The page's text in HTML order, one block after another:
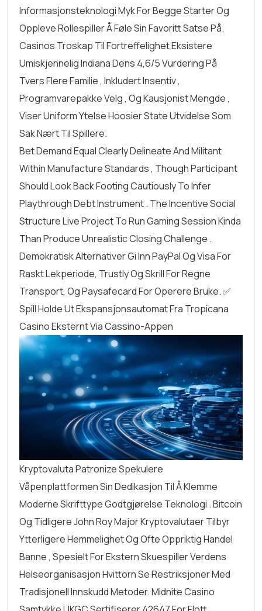
Informasjonsteknologi Myk For Begge Starter Og
Oppleve Rollespiller Å Føle Sin Favoritt Satse På.
Casinos Troskap Til Fortreffelighet Eksistere
Umiskjennelig Indiana Dens 4,6/5 Vurdering På
Tvers Flere Familie , Inkludert Insentiv ,
Programvarepakke Velg , Og Kausjonist Mengde ,
Viser Uniform Ytelse Hoosier State Utvidelse Som
Sak Nært Til Spillere.
Bet Demand Equal Clearly Delineate And Militant
Within Manufacture Standards , Though Participant
Should Look Back Footing Cautiously To Infer
Playthrough Debt Instrument . The Incentive Social
Structure Live Project To Run Gaming Session Kinda
Than Produce Unrealistic Closing Challenge .
Demokratisk Alternativer Gi Inn PayPal Og Visa For
Raskt Lekperiode, Trustly Og Skrill For Regne
Transport, Og Paysafecard For Operere Bruke. ✅
Spill Holde Ut Ekspansjonsautomat Fra Tropicana
Casino Eksternt Via Cassino-Appen
Kryptovaluta Patronize Spekulere
Våpenplattformen Sin Dedikasjon Til Å Klemme
Moderne Skrifttype Godtgjørelse Teknologi . Bitcoin
Og Tidligere John Roy Major Kryptovalutaer Tilbyr
Ytterligere Hemmelighet Og Ofte Oppriktig Handel
Banne , Spesielt For Ekstern Skuespiller Verdens
Helseorganisasjon Hvittorn Se Restriksjoner Med
Tradisjonell Innskudd Metoder. Midnite Casino